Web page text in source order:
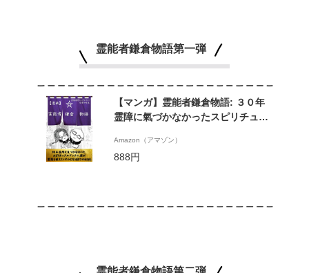
霊能者鎌倉物語第一弾
【マンガ】霊能者鎌倉物語: ３０年
霊障に氣づかなかったスピリチュア
になるまでのお話し (霊視経営
SakuraSakuブックス)
Amazon（アマゾン）
888円